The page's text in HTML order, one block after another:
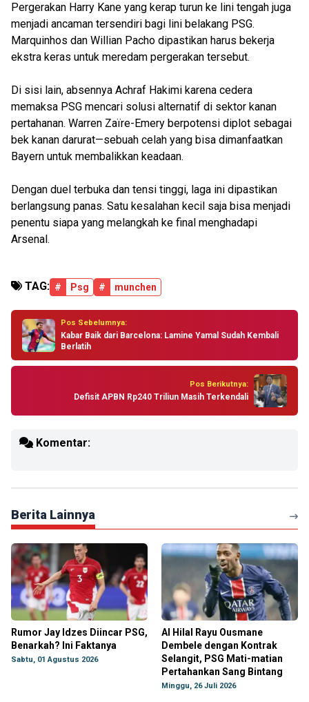
Pergerakan Harry Kane yang kerap turun ke lini tengah juga
menjadi ancaman tersendiri bagi lini belakang PSG.
Marquinhos dan Willian Pacho dipastikan harus bekerja
ekstra keras untuk meredam pergerakan tersebut.
Di sisi lain, absennya Achraf Hakimi karena cedera
memaksa PSG mencari solusi alternatif di sektor kanan
pertahanan. Warren Zaïre-Emery berpotensi diplot sebagai
bek kanan darurat—sebuah celah yang bisa dimanfaatkan
Bayern untuk membalikkan keadaan.
Dengan duel terbuka dan tensi tinggi, laga ini dipastikan
berlangsung panas. Satu kesalahan kecil saja bisa menjadi
penentu siapa yang melangkah ke final menghadapi
Arsenal.
TAG: # Psg # munchen
Pos Sebelumnya:
Kabar Baik dari Barcelona: Lamine Yamal Sudah Kembali
Berlatih
Pos Berikutnya:
Defisit APBN Rp240 Triliun Masih Terkendali
Komentar:
Berita Lainnya
Rumor Jay Idzes Diincar PSG,
Benarkah? Ini Faktanya
Sabtu, 01 Agustus 2026
Al Hilal Rayu Ousmane
Dembele dengan Kontrak
Selangit, PSG Mati-matian
Pertahankan Sang Bintang
Minggu, 26 Juli 2026